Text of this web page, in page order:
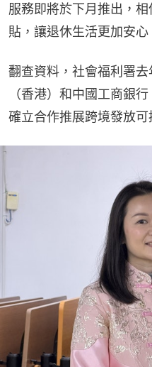
服務即將於下月推出，
貼，讓退休生活更加安心
翻查資料，社會福利署
（香港）和中國工商銀
確立合作推展跨境發放可